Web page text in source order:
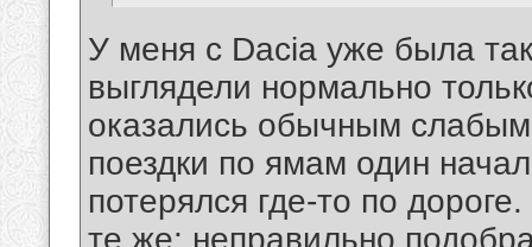
У меня с Dacia уже была
выглядели нормально
оказались обычным
поездки по ямам один
потерялся где-то по